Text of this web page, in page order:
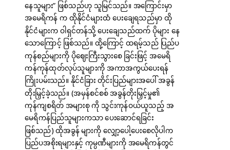
နေသူများ” ဖြစ်သည်ဟု သူမြင်သည်။ အကြောင်းမှာ
အမေရိကန် က ထိုနိုင်ငံများထံ ပေးချေရသည်မှာ ထို
နိုင်ငံများက ဝါရှင်တန်သို့ ပေးချေသည်ထက် ပိုများ နေ
သောကြောင့် ဖြစ်သည်။ ထို့ကြောင့် ထရမ့်သည် ပြည်ပ
ကုန်စည်များကို ပိုဈေးကြီးသွားစေ ခြင်းဖြင့် အမေရိ
ကန်ကုန်ထုတ်လုပ်သူများကို အကာအကွယ်ပေးရန်
ကြိုးပမ်းသည်။ နိုင်ငံခြား တိုင်းပြည်များအပေါ် အခွန်
တိုးမြှင့်ခဲ့သည်။ (အမှန်စင်စစ် အခွန်တိုးမြှင့်မှု၏
ကုန်ကျစရိတ် အများစု ကို သွင်းကုန်ဝယ်ယူသည့် အ
မေရိကန်ပြည်သူများကသာ ပေးဆောင်ရခြင်း
ဖြစ်သည်) ထိုအခွန် များကို လျှော့ပေါ့ပေးစေလိုပါက
ပြည်ပအစိုးရများနှင့် ကုမ္ပဏီများကို အမေရိကန်တွင်